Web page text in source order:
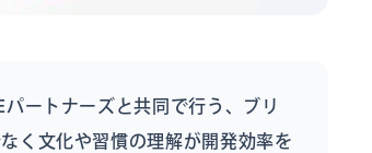
ートナーズと共同で行う、ブリ
く文化や習慣の理解が開発効率を